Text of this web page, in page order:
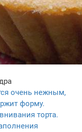
очень нежным,
форму.
торта.